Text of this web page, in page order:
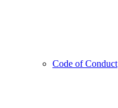
Code of Conduct